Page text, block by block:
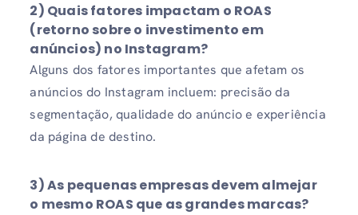
2) Quais fatores impactam o ROAS
(retorno sobre o investimento em
anúncios) no Instagram?
Alguns dos fatores importantes que afetam os
anúncios do Instagram incluem: precisão da
segmentação, qualidade do anúncio e experiência
da página de destino.
3) As pequenas empresas devem almejar
o mesmo ROAS que as grandes marcas?